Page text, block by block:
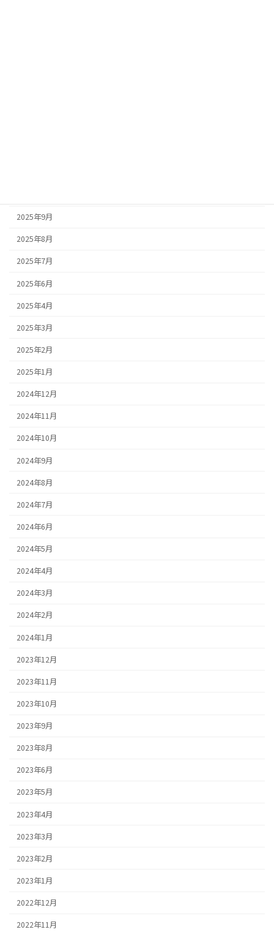
2025年9月
2025年8月
2025年7月
2025年6月
2025年4月
2025年3月
2025年2月
2025年1月
2024年12月
2024年11月
2024年10月
2024年9月
2024年8月
2024年7月
2024年6月
2024年5月
2024年4月
2024年3月
2024年2月
2024年1月
2023年12月
2023年11月
2023年10月
2023年9月
2023年8月
2023年6月
2023年5月
2023年4月
2023年3月
2023年2月
2023年1月
2022年12月
2022年11月